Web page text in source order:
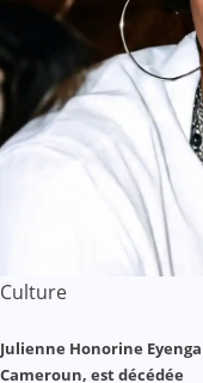
Culture
Julienne Honorine
Cameroun, est décédée